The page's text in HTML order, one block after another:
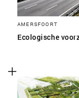
AMERSFOORT
Ecologische